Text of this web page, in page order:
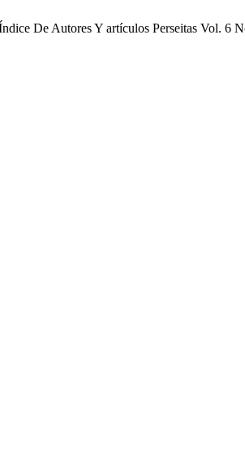
De Autores Y artículos Perseitas Vol. 6